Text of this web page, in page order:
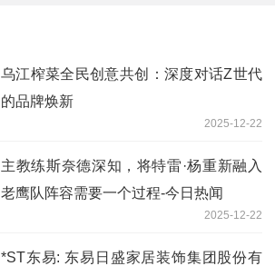
乌江榨菜全民创意共创：深度对话Z世代
的品牌焕新
2025-12-22
主教练斯奈德深知，将特雷·杨重新融入
老鹰队阵容需要一个过程-今日热闻
2025-12-22
*ST东易: 东易日盛家居装饰集团股份有